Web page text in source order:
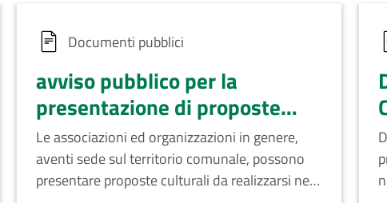
Documenti pubblici
avviso pubblico per la
presentazione di proposte
culturali da realizzare nel
periodo novembre/gennaio
2025
Le associazioni ed organizzazioni in genere,
aventi sede sul territorio comunale, possono
presentare proposte culturali da realizzarsi nel